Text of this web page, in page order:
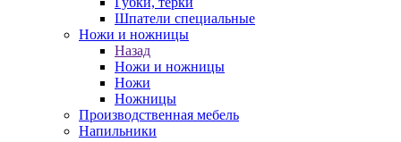
Шпатели специальные
Ножи и ножницы
Назад
Ножи и ножницы
Ножи
Ножницы
Производственная мебель
Напильники